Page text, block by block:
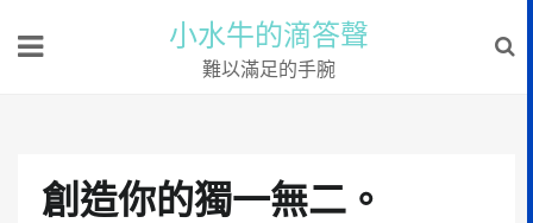
小水牛的滴答聲
難以滿足的手腕
創造你的獨一無二。